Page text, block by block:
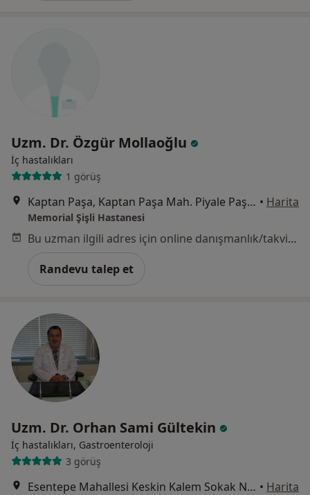
Uzm. Dr. Özgür Mollaoğlu
İç hastalıkları
1 görüş
Kaptan Paşa, Kaptan Paşa Mah. Piyale Paşa Bulv, Okmeydanı Cd. No: 4, 34384 Şişli/İstanbul, Şişli • Harita
Memorial Şişli Hastanesi
Bu uzman ilgili adres için online danışmanlık/takvim sunmuyor.
Randevu talep et
Uzm. Dr. Orhan Sami Gültekin
İç hastalıkları, Gastroenteroloji
3 görüş
Esentepe Mahallesi Keskin Kalem Sokak No:1 Şişli, İstanbul • Harita